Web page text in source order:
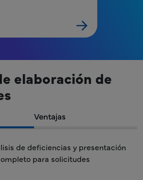
elaboración de
Ventajas
de deficiencias y presentación
para solicitudes